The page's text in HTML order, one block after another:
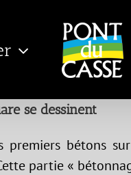
se dessinent
premiers bétons
partie «